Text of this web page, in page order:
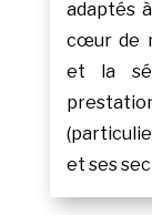
adaptés
cœur de
et la
et ses